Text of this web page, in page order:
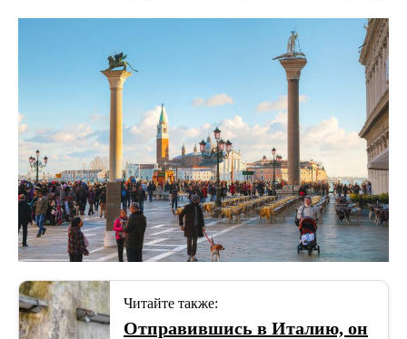
Читайте также:
Отправившись в Италию, он